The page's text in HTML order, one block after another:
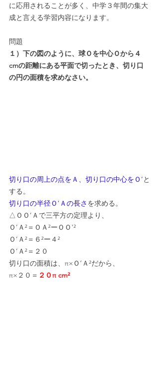
に応用されることが多く、中学３年間の集大
成と言える学習内容になります。
問題
１）下の図のように、球Ｏを中心Ｏから４
cmの距離にある平面で切ったとき、切り口
の円の面積を求めなさい。
切り口の周上の点をＡ、切り口の中心をＯ’と
する。
切り口の半径Ｏ’Ａの長さ を求める。
△ＯＯ’Ａで三平方の定理より、
Ｏ’Ａ²＝ＯＡ²ーＯＯ’²
Ｏ’Ａ²＝６²ー４²
Ｏ’Ａ²＝２０
切り口の面積は、π×Ｏ’Ａ²だから、
π×２０＝ ２０π cm²